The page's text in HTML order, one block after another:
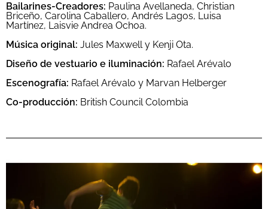
Bailarines-Creadores: Paulina Avellaneda, Christian
Briceño, Carolina Caballero, Andrés Lagos, Luisa
Martínez, Laisvie Andrea Ochoa.
Música original: Jules Maxwell y Kenji Ota.
Diseño de vestuario e iluminación: Rafael Arévalo
Escenografía: Rafael Arévalo y Marvan Helberger
Co-producción: British Council Colombia